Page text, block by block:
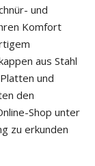
und
Komfort
aus Stahl
und
den
Shop unter
zu erkunden